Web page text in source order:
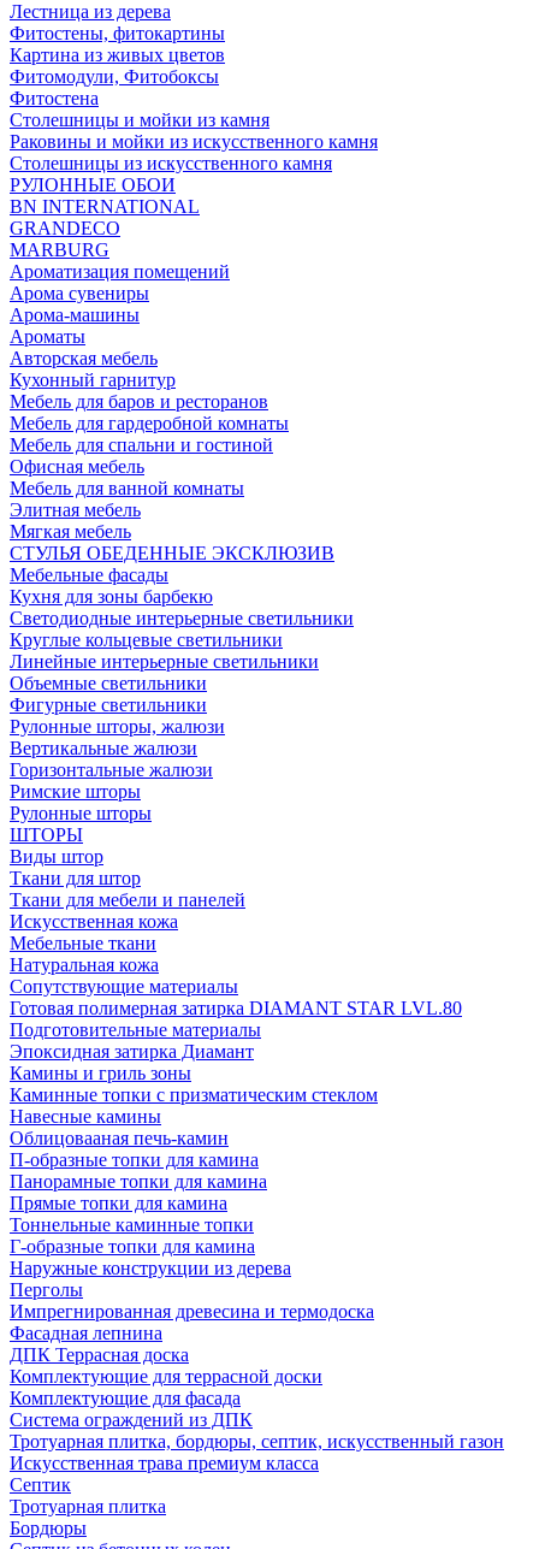
Лестница из дерева
Фитостены, фитокартины
Картина из живых цветов
Фитомодули, Фитобоксы
Фитостена
Столешницы и мойки из камня
Раковины и мойки из искусственного камня
Столешницы из искусственного камня
РУЛОННЫЕ ОБОИ
BN INTERNATIONAL
GRANDECO
MARBURG
Ароматизация помещений
Арома сувениры
Арома-машины
Ароматы
Авторская мебель
Кухонный гарнитур
Мебель для баров и ресторанов
Мебель для гардеробной комнаты
Мебель для спальни и гостиной
Офисная мебель
Мебель для ванной комнаты
Элитная мебель
Мягкая мебель
СТУЛЬЯ ОБЕДЕННЫЕ ЭКСКЛЮЗИВ
Мебельные фасады
Кухня для зоны барбекю
Светодиодные интерьерные светильники
Круглые кольцевые светильники
Линейные интерьерные светильники
Объемные светильники
Фигурные светильники
Рулонные шторы, жалюзи
Вертикальные жалюзи
Горизонтальные жалюзи
Римские шторы
Рулонные шторы
ШТОРЫ
Виды штор
Ткани для штор
Ткани для мебели и панелей
Искусственная кожа
Мебельные ткани
Натуральная кожа
Сопутствующие материалы
Готовая полимерная затирка DIAMANT STAR LVL.80
Подготовительные материалы
Эпоксидная затирка Диамант
Камины и гриль зоны
Каминные топки с призматическим стеклом
Навесные камины
Облицовааная печь-камин
П-образные топки для камина
Панорамные топки для камина
Прямые топки для камина
Тоннельные каминные топки
Г-образные топки для камина
Наружные конструкции из дерева
Перголы
Импрегнированная древесина и термодоска
Фасадная лепнина
ДПК Террасная доска
Комплектующие для террасной доски
Комплектующие для фасада
Система ограждений из ДПК
Тротуарная плитка, бордюры, септик, искусственный газон
Искусственная трава премиум класса
Септик
Тротуарная плитка
Бордюры